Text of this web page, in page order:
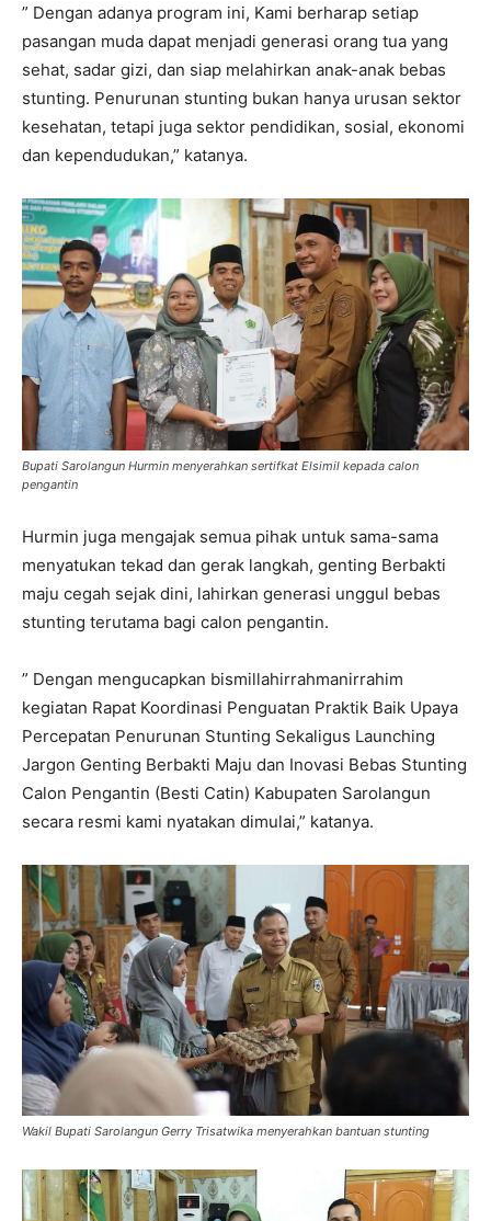
” Dengan adanya program ini, Kami berharap setiap
pasangan muda dapat menjadi generasi orang tua yang
sehat, sadar gizi, dan siap melahirkan anak-anak bebas
stunting. Penurunan stunting bukan hanya urusan sektor
kesehatan, tetapi juga sektor pendidikan, sosial, ekonomi
dan kependudukan,” katanya.
Bupati Sarolangun Hurmin menyerahkan sertifkat Elsimil kepada calon
pengantin
Hurmin juga mengajak semua pihak untuk sama-sama
menyatukan tekad dan gerak langkah, genting Berbakti
maju cegah sejak dini, lahirkan generasi unggul bebas
stunting terutama bagi calon pengantin.
” Dengan mengucapkan bismillahirrahmanirrahim
kegiatan Rapat Koordinasi Penguatan Praktik Baik Upaya
Percepatan Penurunan Stunting Sekaligus Launching
Jargon Genting Berbakti Maju dan Inovasi Bebas Stunting
Calon Pengantin (Besti Catin) Kabupaten Sarolangun
secara resmi kami nyatakan dimulai,” katanya.
Wakil Bupati Sarolangun Gerry Trisatwika menyerahkan bantuan stunting